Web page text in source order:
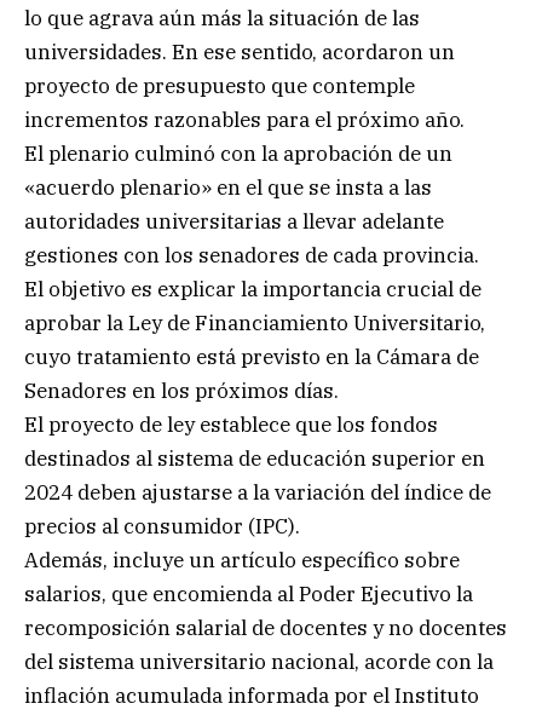
lo que agrava aún más la situación de las
universidades. En ese sentido, acordaron un
proyecto de presupuesto que contemple
incrementos razonables para el próximo año.
El plenario culminó con la aprobación de un
«acuerdo plenario» en el que se insta a las
autoridades universitarias a llevar adelante
gestiones con los senadores de cada provincia.
El objetivo es explicar la importancia crucial de
aprobar la Ley de Financiamiento Universitario,
cuyo tratamiento está previsto en la Cámara de
Senadores en los próximos días.
El proyecto de ley establece que los fondos
destinados al sistema de educación superior en
2024 deben ajustarse a la variación del índice de
precios al consumidor (IPC).
Además, incluye un artículo específico sobre
salarios, que encomienda al Poder Ejecutivo la
recomposición salarial de docentes y no docentes
del sistema universitario nacional, acorde con la
inflación acumulada informada por el Instituto